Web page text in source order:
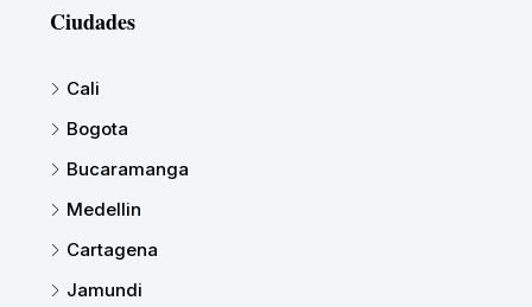
Ciudades
Cali
Bogota
Bucaramanga
Medellin
Cartagena
Jamundi